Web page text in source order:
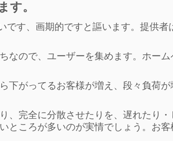
す。
す、画期的ですと謳います。提供者
なので、ユーザーを集めます。ホーム
がってるお客様が増え、段々負荷が
、完全に分散させたりを、遅れたり
ところが多いのが実情でしょう。お